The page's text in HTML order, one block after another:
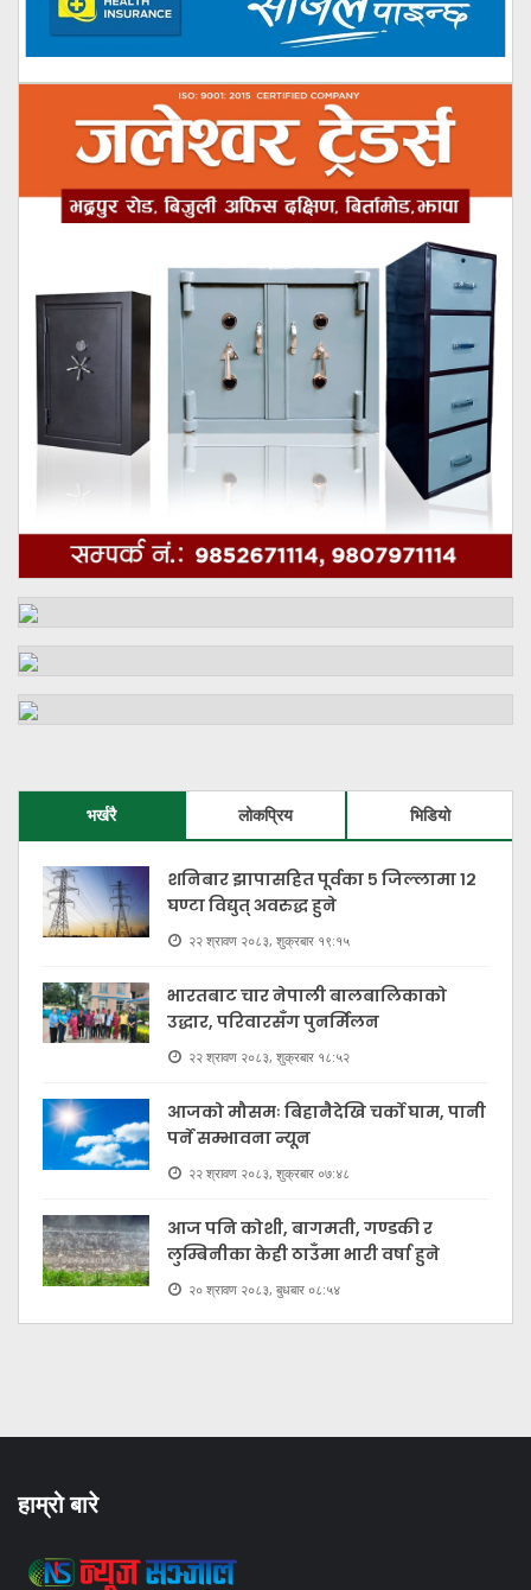
भर्खरै लोकप्रिय भिडियो
शनिबार झापासहित पूर्वका ५ जिल्लामा १२
घण्टा विद्युत् अवरुद्ध हुने
२२ श्रावण २०८३, शुक्रबार १९:१५
भारतबाट चार नेपाली बालबालिकाको
उद्धार, परिवारसँग पुनर्मिलन
२२ श्रावण २०८३, शुक्रबार १८:५२
आजको मौसमः बिहानैदेखि चर्को घाम, पानी
पर्ने सम्भावना न्यून
२२ श्रावण २०८३, शुक्रबार ०७:४८
आज पनि कोशी, बागमती, गण्डकी र
लुम्बिनीका केही ठाउँमा भारी वर्षा हुने
२० श्रावण २०८३, बुधबार ०८:५४
हाम्रो बारे